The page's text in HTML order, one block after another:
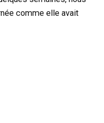
comme elle avait